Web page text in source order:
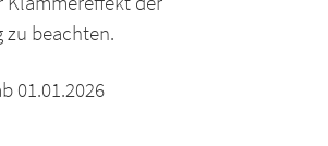
zu beachten.
01.01.2026